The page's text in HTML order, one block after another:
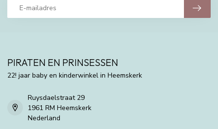
PIRATEN EN PRINSESSEN
22! jaar baby en kinderwinkel in Heemskerk
Ruysdaelstraat 29
1961 RM Heemskerk
Nederland